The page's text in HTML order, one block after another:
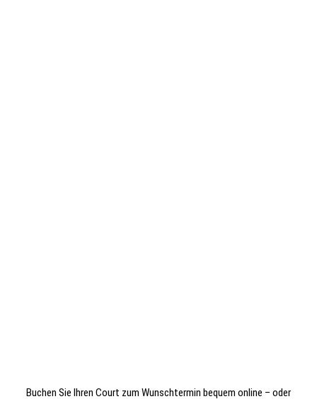
Buchen Sie Ihren Court zum Wunschtermin bequem online – oder